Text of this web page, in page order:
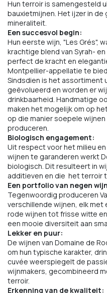
Hun terroir is samengesteld
bauxietmijnen. Het ijzer in
mineraliteit.
Een succesvol begin:
Hun eerste wijn, "Les Grés",
krachtige blend van Syrah-
perfect de kracht en
Montpellier-appellatie te
Sindsdien is het assortiment
geëvolueerd en worden er
drinkbaarheid. Handmatige
maken het mogelijk om op
op die manier soepele
produceren.
Biologisch engagement:
Uit respect voor het milieu
wijnen te garanderen werkt
biologisch. Dit resulteert in
additieven en die het terroir
Een portfolio van negen
Tegenwoordig produceren
verschillende wijnen, elk met
rode wijnen tot frisse witte
een mooie diversiteit aan
Lekker en puur:
De wijnen van Domaine de
om hun typische karakter,
cuvée weerspiegelt de
wijnmakers, gecombineerd
terroir.
Erkenning van de kwaliteit: